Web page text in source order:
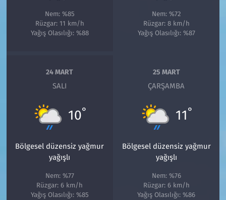
Nem: %85
Rüzgar: 11 km/h
Yağış Olasılığı: %88
Nem: %72
Rüzgar: 8 km/h
Yağış Olasılığı: %87
24 MART
SALI
10°
Bölgesel düzensiz yağmur
yağışlı
Nem: %77
Rüzgar: 6 km/h
Yağış Olasılığı: %85
25 MART
ÇARŞAMBA
11°
Bölgesel düzensiz yağmur
yağışlı
Nem: %76
Rüzgar: 6 km/h
Yağış Olasılığı: %86